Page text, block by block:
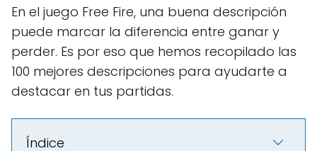
En el juego Free Fire, una buena descripción
puede marcar la diferencia entre ganar y
perder. Es por eso que hemos recopilado las
100 mejores descripciones para ayudarte a
destacar en tus partidas.
Índice